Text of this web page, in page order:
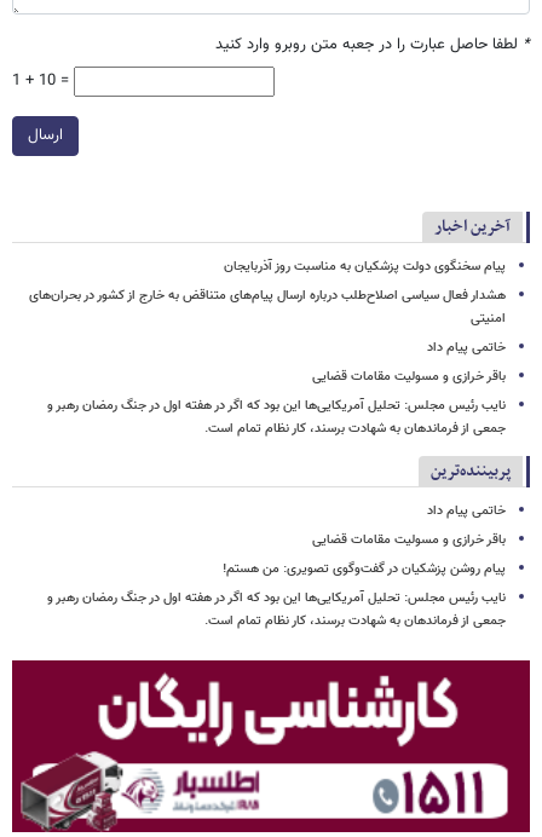
* لطفا حاصل عبارت را در جعبه متن روبرو وارد کنید
1 + 10 =
ارسال
آخرین اخبار
پیام سخنگوی دولت پزشکیان به مناسبت روز آذربایجان
هشدار فعال سیاسی اصلاح‌طلب درباره ارسال پیام‌های متناقض به خارج از کشور در بحران‌های
امنیتی
خاتمی پیام داد
باقر خرازی و مسولیت مقامات قضایی
نایب رئیس مجلس: تحلیل آمریکایی‌ها این بود که اگر در هفته اول در جنگ رمضان رهبر و
جمعی از فرماندهان به شهادت برسند، کار نظام تمام است.
پربیننده‌ترین
خاتمی پیام داد
باقر خرازی و مسولیت مقامات قضایی
پیام روشن پزشکیان در گفت‌وگوی تصویری: من هستم!
نایب رئیس مجلس: تحلیل آمریکایی‌ها این بود که اگر در هفته اول در جنگ رمضان رهبر و
جمعی از فرماندهان به شهادت برسند، کار نظام تمام است.